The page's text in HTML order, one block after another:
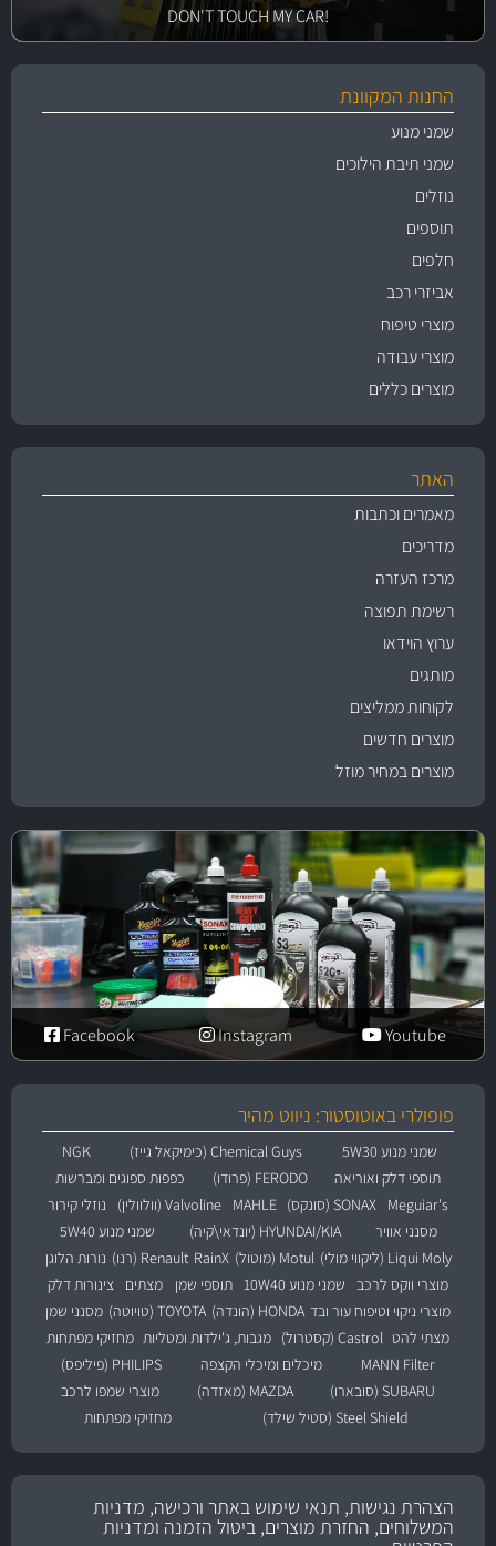
!DON'T TOUCH MY CAR
החנות המקוונת
שמני מנוע
שמני תיבת הילוכים
נוזלים
תוספים
חלפים
אביזרי רכב
מוצרי טיפוח
מוצרי עבודה
מוצרים כללים
האתר
מאמרים וכתבות
מדריכים
מרכז העזרה
רשימת תפוצה
ערוץ הוידאו
מותגים
לקוחות ממליצים
מוצרים חדשים
מוצרים במחיר מוזל
Youtube
Instagram
Facebook
פופולרי באוטוסטור: ניווט מהיר
שמני מנוע 5W30 Chemical Guys (כימיקאל גייז)
NGK
תוספי דלק ואוריאה
FERODO (פרודו)
כפפות ספוגים ומברשות
Meguiar's
SONAX (סונקס) MAHLE Valvoline (וולוולין)
נוזלי קירור
מסנני אוויר
HYUNDAI/KIA (יונדאי\קיה)
שמני מנוע 5W40
Liqui Moly (ליקווי מולי)
Motul (מוטול) RainX Renault (רנו)
נורות הלוגן
מוצרי ווקס לרכב
שמני מנוע 10W40 תוספי שמן מצתים
צינורות דלק
מוצרי ניקוי וטיפוח עור ובד HONDA (הונדה) TOYOTA (טויוטה)
מסנני שמן
מצתי להט Castrol (קסטרול) מגבות, ג'ילדות ומטליות מחזיקי מפתחות
MANN Filter
מיכלים ומיכלי הקצפה
PHILIPS (פיליפס)
SUBARU (סובארו)
MAZDA (מאזדה)
מוצרי שמפו לרכב
Steel Shield (סטיל שילד)
מחזיקי מפתחות
הצהרת נגישות, תנאי שימוש באתר ורכישה, מדניות
המשלוחים, החזרת מוצרים, ביטול הזמנה ומדניות